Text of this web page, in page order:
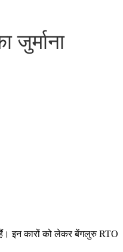
हैं। इन कारों को लेकर बेंगलुरु RTO